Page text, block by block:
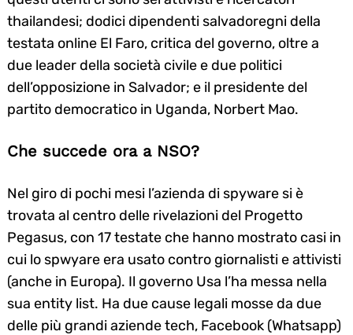
thailandesi; dodici dipendenti salvadoregni della
testata online El Faro, critica del governo, oltre a
due leader della società civile e due politici
dell’opposizione in Salvador; e il presidente del
partito democratico in Uganda, Norbert Mao.
Che succede ora a NSO?
Nel giro di pochi mesi l’azienda di spyware si è
trovata al centro delle rivelazioni del Progetto
Pegasus, con 17 testate che hanno mostrato casi in
cui lo spwyare era usato contro giornalisti e attivisti
(anche in Europa). Il governo Usa l’ha messa nella
sua entity list. Ha due cause legali mosse da due
delle più grandi aziende tech, Facebook (Whatsapp)